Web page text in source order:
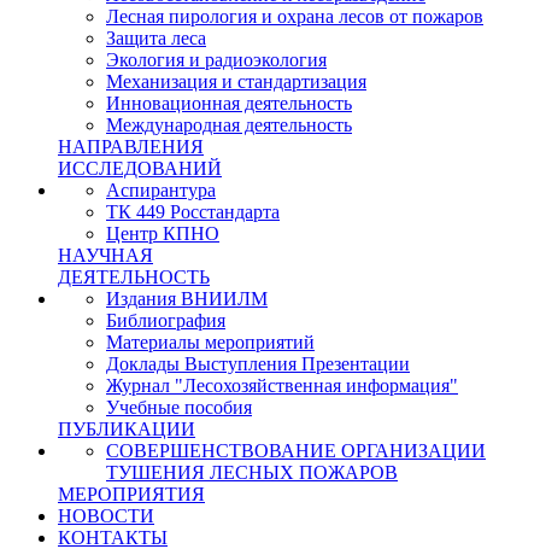
Лесная пирология и охрана лесов от пожаров
Защита леса
Экология и радиоэкология
Механизация и стандартизация
Инновационная деятельность
Международная деятельность
НАПРАВЛЕНИЯ
ИССЛЕДОВАНИЙ
Аспирантура
ТК 449 Росстандарта
Центр КПНО
НАУЧНАЯ
ДЕЯТЕЛЬНОСТЬ
Издания ВНИИЛМ
Библиография
Материалы мероприятий
Доклады Выступления Презентации
Журнал "Лесохозяйственная информация"
Учебные пособия
ПУБЛИКАЦИИ
СОВЕРШЕНСТВОВАНИЕ ОРГАНИЗАЦИИ
ТУШЕНИЯ ЛЕСНЫХ ПОЖАРОВ
МЕРОПРИЯТИЯ
НОВОСТИ
КОНТАКТЫ